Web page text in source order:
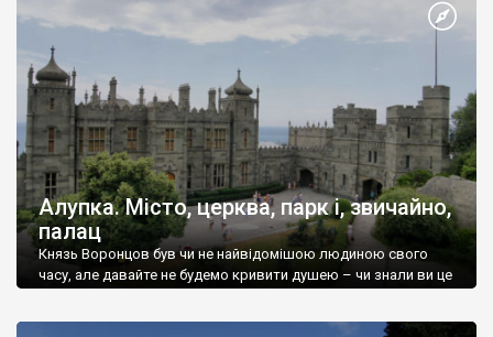
Алупка. Місто, церква, парк і, звичайно,
палац
Князь Воронцов був чи не найвідомішою людиною свого
часу, але давайте не будемо кривити душею – чи знали ви це